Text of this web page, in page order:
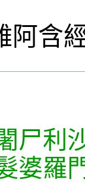
阿含
尸利
婆羅